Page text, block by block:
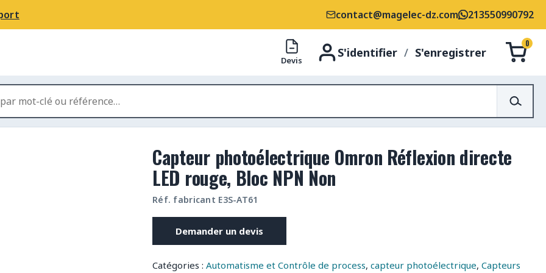
contact@magelec-dz.com 213550990792
S'identifier / S'enregistrer
Devis
0
Capteur photoélectrique Omron Réflexion directe
LED rouge, Bloc NPN Non
Réf. fabricant E3S-AT61
Demander un devis
Catégories :Automatisme et Contrôle de process,capteur photoélectrique,Capteurs